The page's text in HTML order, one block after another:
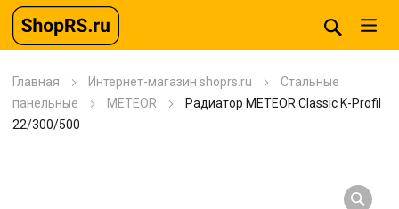
Главная Интернет-магазин shoprs.ru
Стальные
панельные
METEOR
Радиатор METEOR Classic K-Profil
22/300/500